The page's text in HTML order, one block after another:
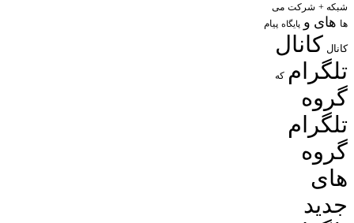
شبکه + شرکت می
ها های و پایگاه پیام
کانال کانال
تلگرام که
گروه
تلگرام
گروه
های
جدید